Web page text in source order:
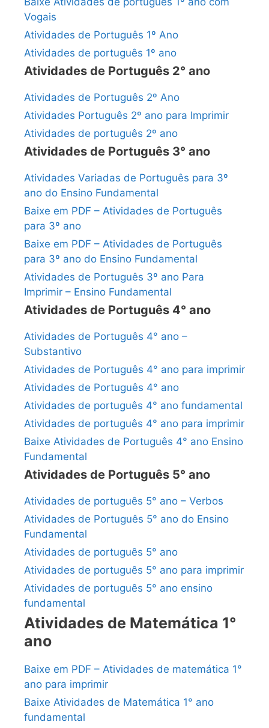
Vogais
Atividades de Português 1º Ano
Atividades de português 1º ano
Atividades de Português 2° ano
Atividades de Português 2º Ano
Atividades Português 2º ano para Imprimir
Atividades de português 2º ano
Atividades de Português 3° ano
Atividades Variadas de Português para 3º
ano do Ensino Fundamental
Baixe em PDF – Atividades de Português
para 3º ano
Baixe em PDF – Atividades de Português
para 3º ano do Ensino Fundamental
Atividades de Português 3º ano Para
Imprimir – Ensino Fundamental
Atividades de Português 4° ano
Atividades de Português 4° ano –
Substantivo
Atividades de Português 4° ano para imprimir
Atividades de Português 4° ano
Atividades de português 4° ano fundamental
Atividades de português 4° ano para imprimir
Baixe Atividades de Português 4° ano Ensino
Fundamental
Atividades de Português 5° ano
Atividades de português 5° ano – Verbos
Atividades de Português 5° ano do Ensino
Fundamental
Atividades de português 5° ano
Atividades de português 5° ano para imprimir
Atividades de português 5° ano ensino
fundamental
Atividades de Matemática 1°
ano
Baixe em PDF – Atividades de matemática 1°
ano para imprimir
Baixe Atividades de Matemática 1° ano
fundamental